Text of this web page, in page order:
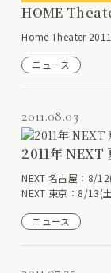
HOME
Home Theater
ニュース
2011.08.03
2011年 NEXT
NEXT 名古屋：8/
NEXT 東京：8/
ニュース